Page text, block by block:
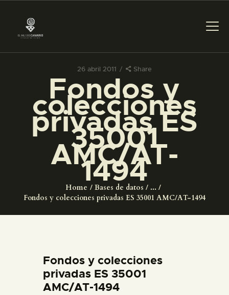
26 abril 2011 Share
Fondos y
colecciones
privadas ES
35001
AMC/AT-
1494
Home Bases de datos
...
Fondos y colecciones privadas ES 35001 AMC/AT-1494
PREPARAR LA VISITA
ACTIVIDADES
EL MUSEO
ESPAÑOL
Fondos y colecciones
privadas ES 35001
AMC/AT-1494